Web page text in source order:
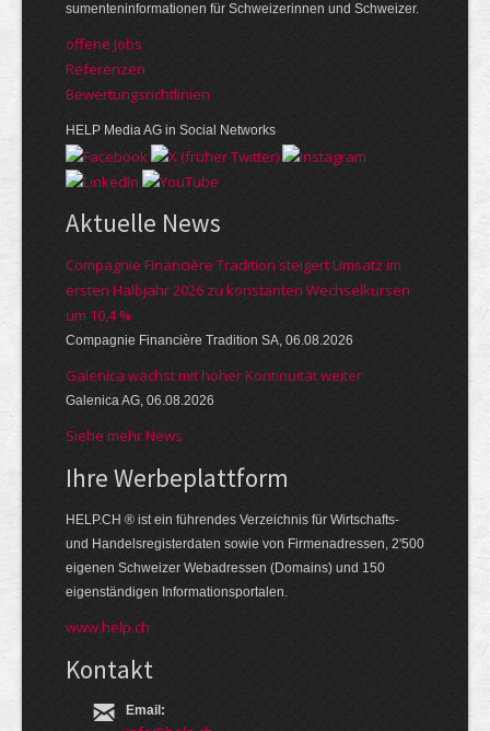
su­menten­infor­mationen für Schwei­zerinnen und Schweizer.
offene Jobs
Referenzen
Bewer­tungs­richt­linien
HELP Media AG in Social Networks
Aktuelle News
Compagnie Financière Tradition steigert Umsatz im
ersten Halbjahr 2026 zu konstanten Wechselkursen
um 10,4 %
Compagnie Financière Tradition SA, 06.08.2026
Galenica wächst mit hoher Kontinuität weiter
Galenica AG, 06.08.2026
Siehe mehr News
Ihre Werbe­platt­form
HELP.CH ® ist ein führendes Ver­zeich­nis für Wirt­schafts-
und Handels­register­daten so­wie von Firmen­adressen, 2'500
eige­nen Schweizer Web­adressen (Domains) und 150
eigen­ständigen Infor­mations­por­talen.
www.help.ch
Kontakt
Email: